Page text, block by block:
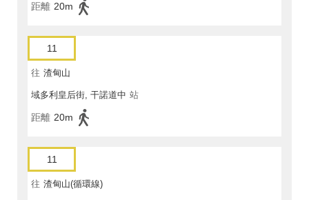
距離 20m
11
往 渣甸山
域多利皇后街, 干諾道中 站
距離 20m
11
往 渣甸山(循環線)